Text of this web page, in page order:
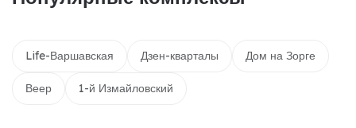
Life-Варшавская Дзен-кварталы Дом на Зорге
Веер 1-й Измайловский